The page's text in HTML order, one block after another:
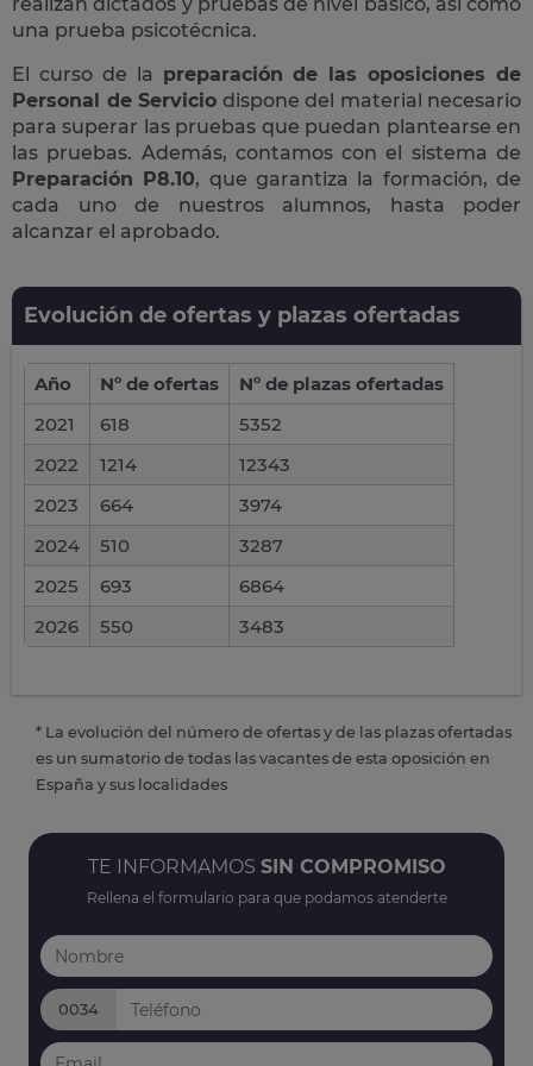
una prueba psicotécnica.
El curso de la preparación de las oposiciones de
Personal de Servicio dispone del material necesario
para superar las pruebas que puedan plantearse en
las pruebas. Además, contamos con el sistema de
Preparación P8.10, que garantiza la formación, de
cada uno de nuestros alumnos, hasta poder
alcanzar el aprobado.
Evolución de ofertas y plazas ofertadas
Año Nº de ofertas
Nº de plazas ofertadas
2021
618
5352
2022
1214
12343
2023
664
3974
2024
510
3287
2025
693
6864
2026
550 3483
* La evolución del número de ofertas y de las plazas ofertadas
es un sumatorio de todas las vacantes de esta oposición en
España y sus localidades
TE INFORMAMOS SIN COMPROMISO
Rellena el formulario para que podamos atenderte
0034